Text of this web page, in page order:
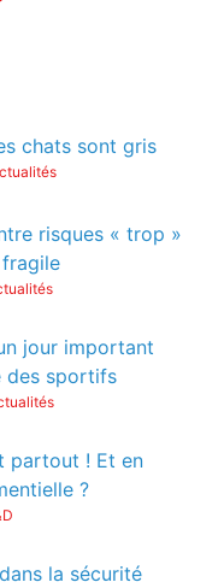
chats sont gris
risques « trop »
jour important
des sportifs
partout ! Et en
?
la sécurité